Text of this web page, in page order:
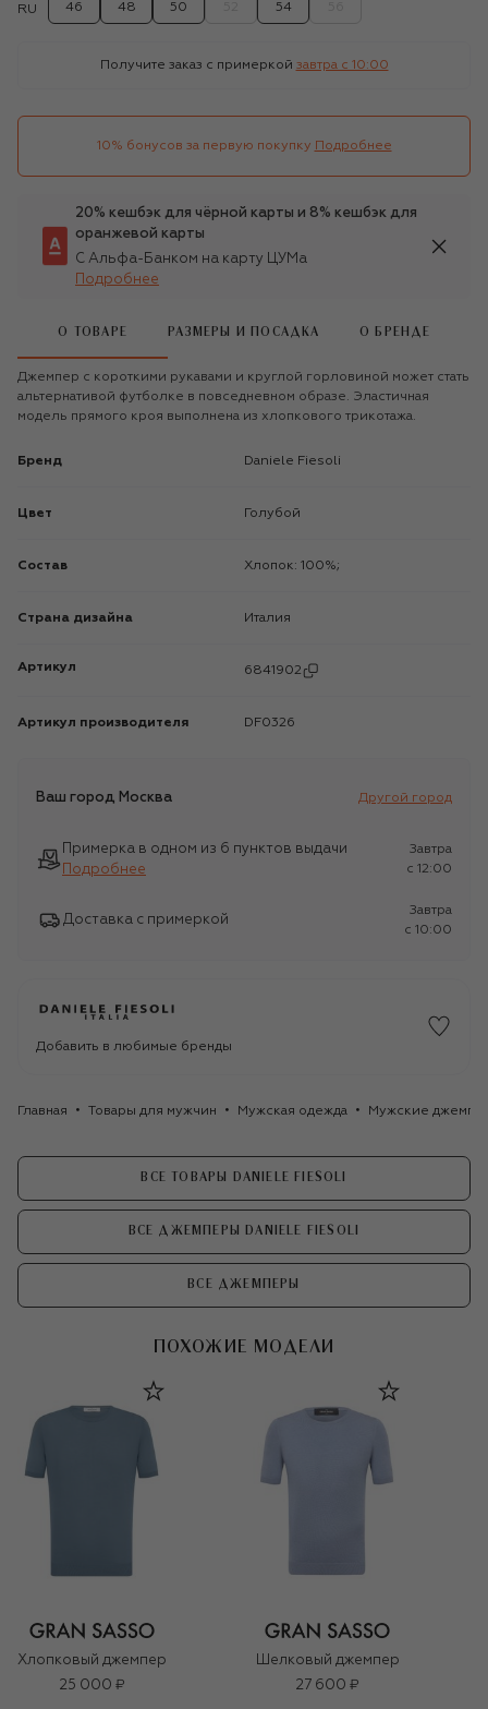
RU 46 48 50 54
Получите заказ с примеркой завтра c 10:00
10% бонусов за первую покупку Подробнее
20% кешбэк для чёрной карты и 8% кешбэк для
оранжевой карты
С Альфа-Банком на карту ЦУМа
Подробнее
О ТОВАРЕ РАЗМЕРЫ И ПОСАДКА О БРЕНДЕ
Джемпер с короткими рукавами и круглой горловиной может стать
альтернативой футболке в повседневном образе. Эластичная
модель прямого кроя выполнена из хлопкового трикотажа.
Бренд Daniele Fiesoli
Цвет Голубой
Состав Хлопок: 100%;
Страна дизайна Италия
Артикул 6841902
Артикул производителя DF0326
Ваш город Москва Другой город
Примерка в одном из 6 пунктов выдачи
Подробнее
Завтра
c 12:00
Доставка с примеркой
Завтра
c 10:00
Добавить в любимые бренды
Главная Товары для мужчин Мужская одежда Мужские
ВСЕ ТОВАРЫ DANIELE FIESOLI
ВСЕ ДЖЕМПЕРЫ DANIELE FIESOLI
ВСЕ ДЖЕМПЕРЫ
ПОХОЖИЕ МОДЕЛИ
Хлопковый джемпер
25 000 ₽
Шелковый джемпер
27 600 ₽